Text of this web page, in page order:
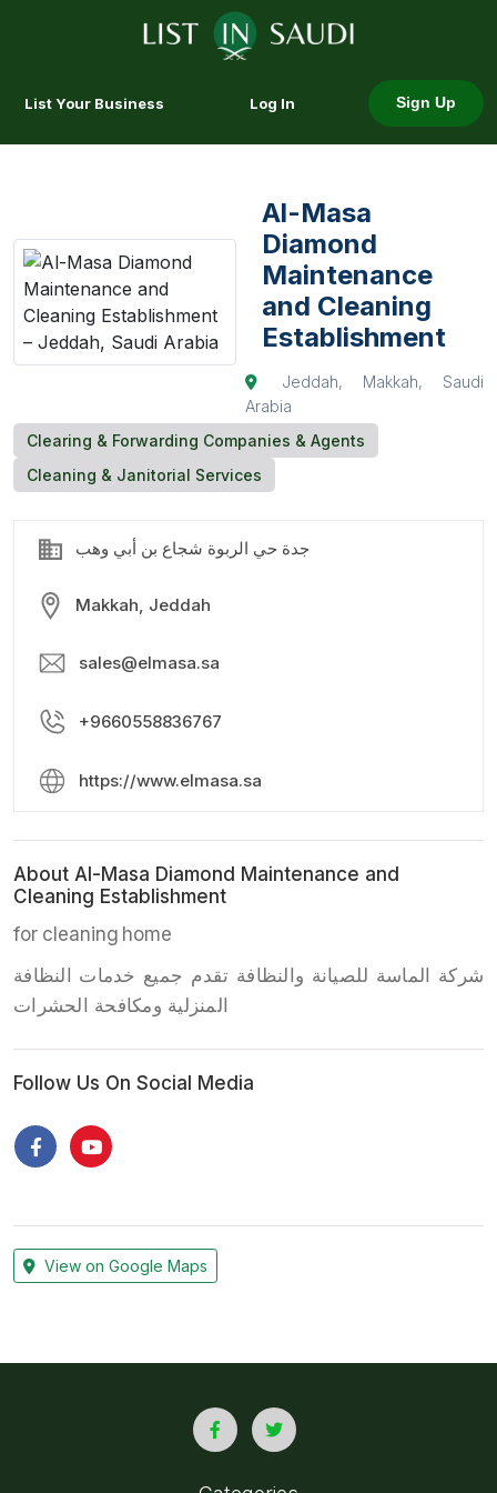
List Your Business Log In Sign Up
Al-Masa
Diamond
Maintenance
and Cleaning
Establishment
Jeddah, Makkah, Saudi
Arabia
Clearing & Forwarding Companies & Agents
Cleaning & Janitorial Services
جدة حي الربوة شجاع بن أبي وهب
Makkah, Jeddah
sales@elmasa.sa
+9660558836767
https://www.elmasa.sa
About Al-Masa Diamond Maintenance and
Cleaning Establishment
for cleaning home
شركة الماسة للصيانة والنظافة تقدم جميع خدمات النظافة
المنزلية ومكافحة الحشرات
Follow Us On Social Media
View on Google Maps